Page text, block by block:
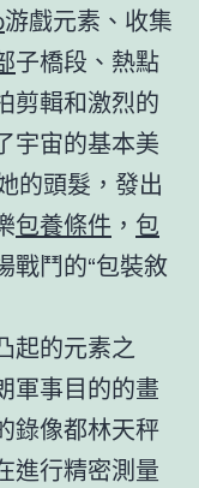
游戲元素、收集
子橋段、熱點
剪輯和激烈的
宇宙的基本美
的頭髮，發出
包養條件 ， 包
戰鬥的“包裝敘
起的元素之
軍事目的的畫
錄像都林天秤
進行精密測量